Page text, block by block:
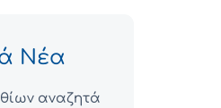
Νέα
αναζητά